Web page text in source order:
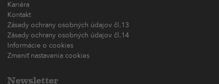
Kariéra
Kontakt
Zásady ochrany osobných údajov čl.13
Zásady ochrany osobných údajov čl.14
Informácie o cookies
Zmeniť nastavenia cookies
Newsletter